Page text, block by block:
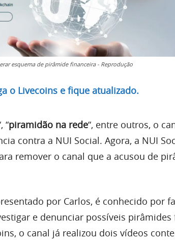
esquema de pirâmide financeira - Reprodução
o Livecoins e fique atualizado.
“piramidão na rede“, entre outros, o
contra a NUI Social. Agora, a NUI
remover o canal que a acusou de
por Carlos, é conhecido por
e denunciar possíveis pirâmides
o canal já realizou dois vídeos